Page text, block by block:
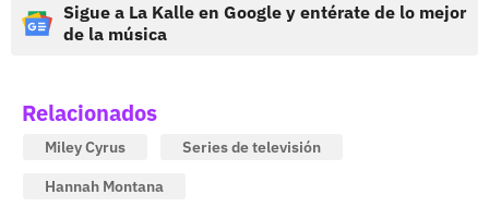
Sigue a La Kalle en Google y entérate de lo mejor
de la música
Relacionados
Miley Cyrus
Series de televisión
Hannah Montana